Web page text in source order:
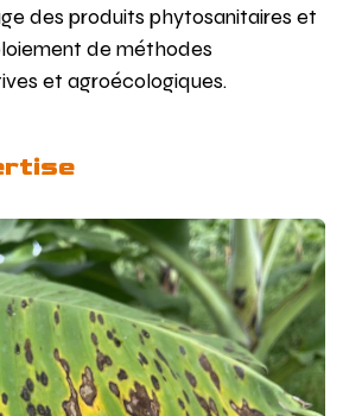
des produits phytosanitaires et
de méthodes
et agroécologiques.